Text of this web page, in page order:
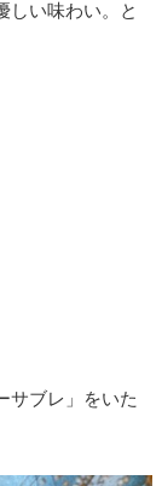
しい味わい。と
サブレ」をいた